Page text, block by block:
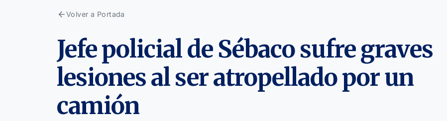
Volver a Portada
Jefe policial de Sébaco sufre graves
lesiones al ser atropellado por un
camión